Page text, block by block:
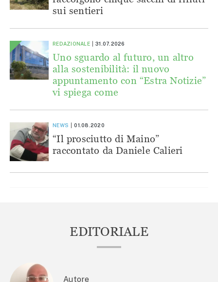
sui sentieri
REDAZIONALE 31.07.2026
Uno sguardo al futuro, un altro
alla sostenibilità: il nuovo
appuntamento con “Estra Notizie”
vi spiega come
NEWS 01.08.2020
“Il prosciutto di Maino”
raccontato da Daniele Calieri
EDITORIALE
Autore